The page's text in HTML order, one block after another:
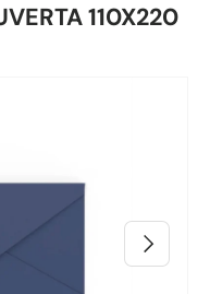
110X220
Sljedeći